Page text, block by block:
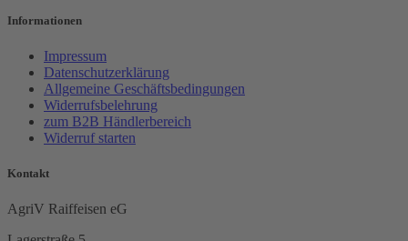
Informationen
Impressum
Datenschutzerklärung
Allgemeine Geschäftsbedingungen
Widerrufsbelehrung
zum B2B Händlerbereich
Widerruf starten
Kontakt
AgriV Raiffeisen eG